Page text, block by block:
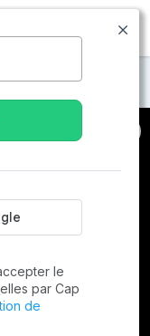
MENU
le
par Cap
de